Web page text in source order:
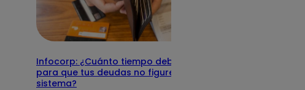
Infocorp: ¿Cuánto tiempo debe pasar
para que tus deudas no figuren en su
sistema?